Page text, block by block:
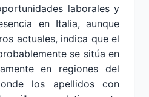
laborales y
en Italia, aunque
actuales, indica que el
se sitúa en
en regiones del
los apellidos con